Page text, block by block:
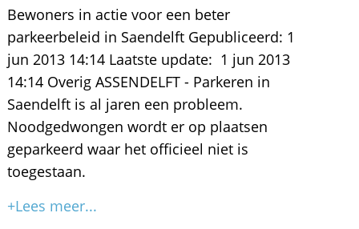
Bewoners in actie voor een beter
parkeerbeleid in Saendelft Gepubliceerd: 1
jun 2013 14:14 Laatste update: 1 jun 2013
14:14 Overig ASSENDELFT - Parkeren in
Saendelft is al jaren een probleem.
Noodgedwongen wordt er op plaatsen
geparkeerd waar het officieel niet is
toegestaan.
+Lees meer...